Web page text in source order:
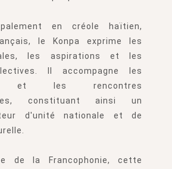
en créole haïtien,
le Konpa exprime les
les aspirations et les
Il accompagne les
et les rencontres
constituant ainsi un
d'unité nationale et de
de la Francophonie, cette